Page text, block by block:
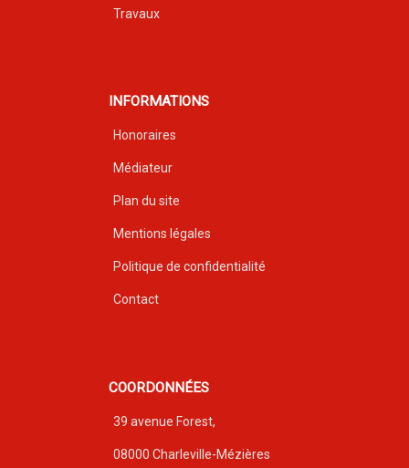
Travaux
INFORMATIONS
Honoraires
Médiateur
Plan du site
Mentions légales
Politique de confidentialité
Contact
COORDONNÉES
39 avenue Forest,
08000 Charleville-Mézières